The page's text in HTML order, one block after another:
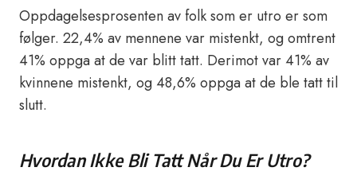
Oppdagelsesprosenten av folk som er utro er som
følger. 22,4% av mennene var mistenkt, og omtrent
41% oppga at de var blitt tatt. Derimot var 41% av
kvinnene mistenkt, og 48,6% oppga at de ble tatt til
slutt.
Hvordan Ikke Bli Tatt Når Du Er Utro?